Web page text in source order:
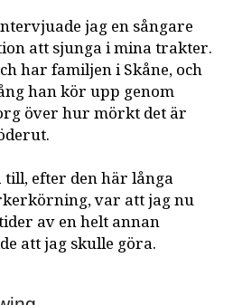
jag en sångare
att sjunga i mina trakter.
har familjen i Skåne, och
han kör upp genom
över hur mörkt det är
till, efter den här långa
var att jag nu
av en helt annan
att jag skulle göra.